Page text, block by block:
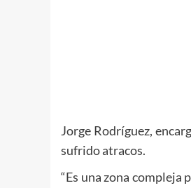
Jorge Rodríguez,
sufrido atracos.
“Es una zona compleja